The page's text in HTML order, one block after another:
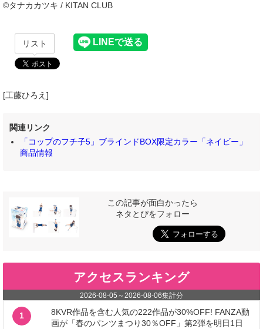
©タナカカツキ / KITAN CLUB
リスト
[工藤ひろえ]
関連リンク
「コップのフチ子5」ブラインドBOX限定カラー「ネイビー」
商品情報
この記事が面白かったら
ネタとぴをフォロー
アクセスランキング
2026-08-05 ～2026-08-06集計分
1
8KVR作品を含む人気の222作品が30%OFF! FANZA動
画が「春のパンツまつり30％OFF」第2弾を明日1日